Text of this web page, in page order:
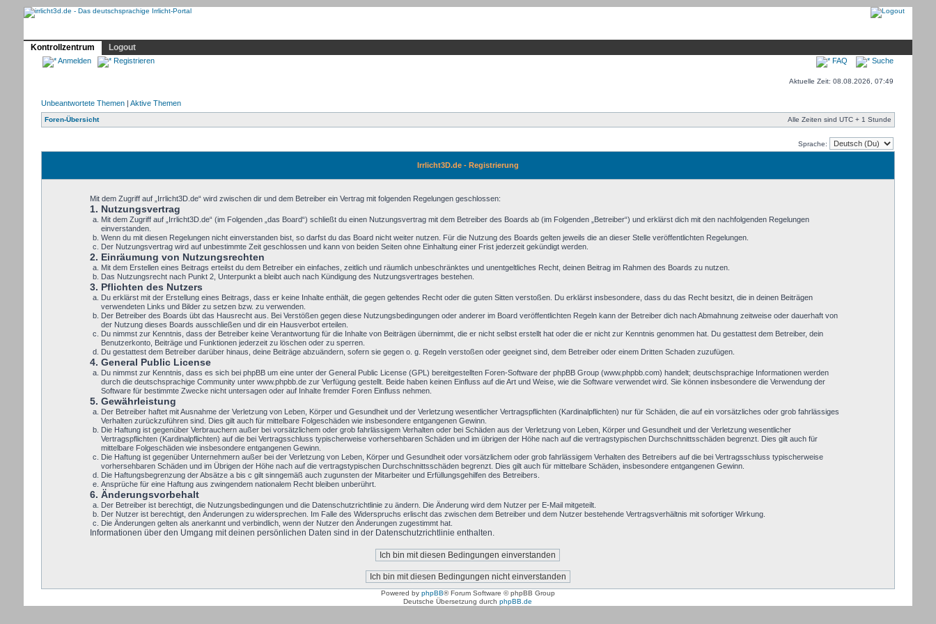
Kontrollzentrum
Logout
Anmelden Registrieren FAQ Suche
Aktuelle Zeit: 08.08.2026, 07:49
Unbeantwortete Themen| Aktive Themen
Foren-Übersicht Alle Zeiten sind UTC + 1 Stunde
Sprache:
Irrlicht3D.de - Registrierung
Mit dem Zugriff auf „Irrlicht3D.de“ wird zwischen dir und dem Betreiber ein Vertrag mit folgenden Regelungen geschlossen:
1. Nutzungsvertrag
Mit dem Zugriff auf „Irrlicht3D.de“ (im Folgenden „das Board“) schließt du einen Nutzungsvertrag mit dem Betreiber des Boards ab (im Folgenden „Betreiber“) und erklärst dich mit den nachfolgenden Regelungen
einverstanden.
Wenn du mit diesen Regelungen nicht einverstanden bist, so darfst du das Board nicht weiter nutzen. Für die Nutzung des Boards gelten jeweils die an dieser Stelle veröffentlichten Regelungen.
Der Nutzungsvertrag wird auf unbestimmte Zeit geschlossen und kann von beiden Seiten ohne Einhaltung einer Frist jederzeit gekündigt werden.
2. Einräumung von Nutzungsrechten
Mit dem Erstellen eines Beitrags erteilst du dem Betreiber ein einfaches, zeitlich und räumlich unbeschränktes und unentgeltliches Recht, deinen Beitrag im Rahmen des Boards zu nutzen.
Das Nutzungsrecht nach Punkt 2, Unterpunkt a bleibt auch nach Kündigung des Nutzungsvertrages bestehen.
3. Pflichten des Nutzers
Du erklärst mit der Erstellung eines Beitrags, dass er keine Inhalte enthält, die gegen geltendes Recht oder die guten Sitten verstoßen. Du erklärst insbesondere, dass du das Recht besitzt, die in deinen Beiträgen
verwendeten Links und Bilder zu setzen bzw. zu verwenden.
Der Betreiber des Boards übt das Hausrecht aus. Bei Verstößen gegen diese Nutzungsbedingungen oder anderer im Board veröffentlichten Regeln kann der Betreiber dich nach Abmahnung zeitweise oder dauerhaft von
der Nutzung dieses Boards ausschließen und dir ein Hausverbot erteilen.
Du nimmst zur Kenntnis, dass der Betreiber keine Verantwortung für die Inhalte von Beiträgen übernimmt, die er nicht selbst erstellt hat oder die er nicht zur Kenntnis genommen hat. Du gestattest dem Betreiber, dein
Benutzerkonto, Beiträge und Funktionen jederzeit zu löschen oder zu sperren.
Du gestattest dem Betreiber darüber hinaus, deine Beiträge abzuändern, sofern sie gegen o. g. Regeln verstoßen oder geeignet sind, dem Betreiber oder einem Dritten Schaden zuzufügen.
4. General Public License
Du nimmst zur Kenntnis, dass es sich bei phpBB um eine unter der General Public License (GPL) bereitgestellten Foren-Software der phpBB Group (www.phpbb.com) handelt; deutschsprachige Informationen werden
durch die deutschsprachige Community unter www.phpbb.de zur Verfügung gestellt. Beide haben keinen Einfluss auf die Art und Weise, wie die Software verwendet wird. Sie können insbesondere die Verwendung der
Software für bestimmte Zwecke nicht untersagen oder auf Inhalte fremder Foren Einfluss nehmen.
5. Gewährleistung
Der Betreiber haftet mit Ausnahme der Verletzung von Leben, Körper und Gesundheit und der Verletzung wesentlicher Vertragspflichten (Kardinalpflichten) nur für Schäden, die auf ein vorsätzliches oder grob fahrlässiges
Verhalten zurückzuführen sind. Dies gilt auch für mittelbare Folgeschäden wie insbesondere entgangenen Gewinn.
Die Haftung ist gegenüber Verbrauchern außer bei vorsätzlichem oder grob fahrlässigem Verhalten oder bei Schäden aus der Verletzung von Leben, Körper und Gesundheit und der Verletzung wesentlicher
Vertragspflichten (Kardinalpflichten) auf die bei Vertragsschluss typischerweise vorhersehbaren Schäden und im übrigen der Höhe nach auf die vertragstypischen Durchschnittsschäden begrenzt. Dies gilt auch für
mittelbare Folgeschäden wie insbesondere entgangenen Gewinn.
Die Haftung ist gegenüber Unternehmern außer bei der Verletzung von Leben, Körper und Gesundheit oder vorsätzlichem oder grob fahrlässigem Verhalten des Betreibers auf die bei Vertragsschluss typischerweise
vorhersehbaren Schäden und im Übrigen der Höhe nach auf die vertragstypischen Durchschnittsschäden begrenzt. Dies gilt auch für mittelbare Schäden, insbesondere entgangenen Gewinn.
Die Haftungsbegrenzung der Absätze a bis c gilt sinngemäß auch zugunsten der Mitarbeiter und Erfüllungsgehilfen des Betreibers.
Ansprüche für eine Haftung aus zwingendem nationalem Recht bleiben unberührt.
6. Änderungsvorbehalt
Der Betreiber ist berechtigt, die Nutzungsbedingungen und die Datenschutzrichtlinie zu ändern. Die Änderung wird dem Nutzer per E-Mail mitgeteilt.
Der Nutzer ist berechtigt, den Änderungen zu widersprechen. Im Falle des Widerspruchs erlischt das zwischen dem Betreiber und dem Nutzer bestehende Vertragsverhältnis mit sofortiger Wirkung.
Die Änderungen gelten als anerkannt und verbindlich, wenn der Nutzer den Änderungen zugestimmt hat.
Informationen über den Umgang mit deinen persönlichen Daten sind in der Datenschutzrichtlinie enthalten.
Powered by phpBB® Forum Software © phpBB Group
Deutsche Übersetzung durchphpBB.de